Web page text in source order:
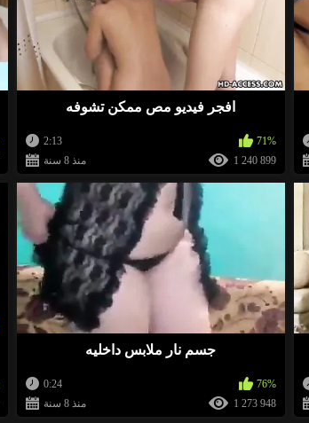
افجر فيديو مص ممكن تشوفه
2:13
71%
منذ 8 سنة
1 240 899
جسم نار ملابس داخليه
0:24
76%
منذ 8 سنة
1 273 948